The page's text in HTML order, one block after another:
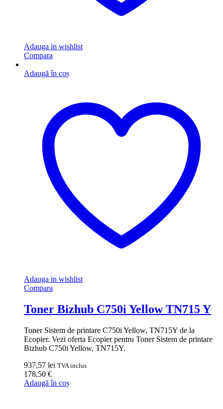
Adauga in wishlist
Compara
Adaugă în coș
Adauga in wishlist
Compara
Toner Bizhub C750i Yellow TN715 Y
Toner Sistem de printare C750i Yellow, TN715Y de la
Ecopier. Vezi oferta Ecopier pentru Toner Sistem de printare
Bizhub C750i Yellow, TN715Y.
937,57 lei TVA inclus
178,50 €
Adaugă în coș